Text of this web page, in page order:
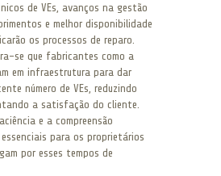
de VEs, avanços na gestão
e melhor disponibilidade
os processos de reparo.
se que fabricantes como a
em infraestrutura para dar
número de VEs, reduzindo
a satisfação do cliente.
e a compreensão
para os proprietários
por esses tempos de